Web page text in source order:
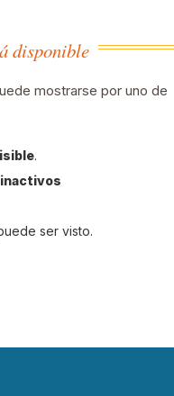
disponible
mostrarse por uno de
.
ser visto.